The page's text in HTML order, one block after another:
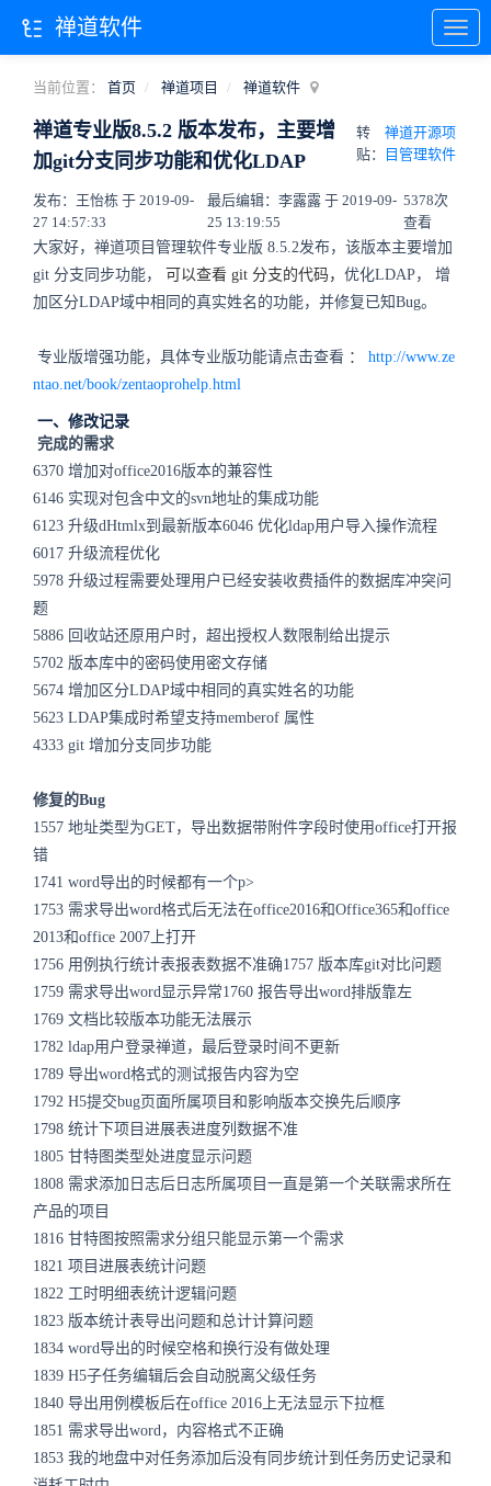
当前位置： 首页 禅道项目 禅道软件
禅道专业版8.5.2 版本发布，主要增
加git分支同步功能和优化LDAP
转
贴：
禅道开源项
目管理软件
发布：王怡栋 于 2019-09-
27 14:57:33
最后编辑：李露露 于 2019-09-
25 13:19:55
5378次
查看
大家好，禅道项目管理软件专业版 8.5.2发布，该版本主要增加
git 分支同步功能，
可以查看 git 分支的代码， 优化LDAP， 增
加区分LDAP域中相同的真实姓名的功能，并修复已知Bug。
专业版增强功能，具体专业版功能请点击查看 ： http://www.ze
ntao.net/book/zentaoprohelp.html
一、修改记录
完成的需求
6370 增加对office2016版本的兼容性
6146 实现对包含中文的svn地址的集成功能
6123 升级dHtmlx到最新版本6046 优化ldap用户导入操作流程
6017 升级流程优化
5978 升级过程需要处理用户已经安装收费插件的数据库冲突问
题
5886 回收站还原用户时，超出授权人数限制给出提示
5702 版本库中的密码使用密文存储
5674 增加区分LDAP域中相同的真实姓名的功能
5623 LDAP集成时希望支持memberof 属性
4333 git 增加分支同步功能
修复的Bug
1557 地址类型为GET，导出数据带附件字段时使用office打开报
错
1741 word导出的时候都有一个p>
1753 需求导出word格式后无法在office2016和Office365和office
2013和office 2007上打开
1756 用例执行统计表报表数据不准确1757 版本库git对比问题
1759 需求导出word显示异常1760 报告导出word排版靠左
1769 文档比较版本功能无法展示
1782 ldap用户登录禅道，最后登录时间不更新
1789 导出word格式的测试报告内容为空
1792 H5提交bug页面所属项目和影响版本交换先后顺序
1798 统计下项目进展表进度列数据不准
1805 甘特图类型处进度显示问题
1808 需求添加日志后日志所属项目一直是第一个关联需求所在
产品的项目
1816 甘特图按照需求分组只能显示第一个需求
1821 项目进展表统计问题
1822 工时明细表统计逻辑问题
1823 版本统计表导出问题和总计计算问题
1834 word导出的时候空格和换行没有做处理
1839 H5子任务编辑后会自动脱离父级任务
1840 导出用例模板后在office 2016上无法显示下拉框
1851 需求导出word，内容格式不正确
1853 我的地盘中对任务添加后没有同步统计到任务历史记录和
禅道软件